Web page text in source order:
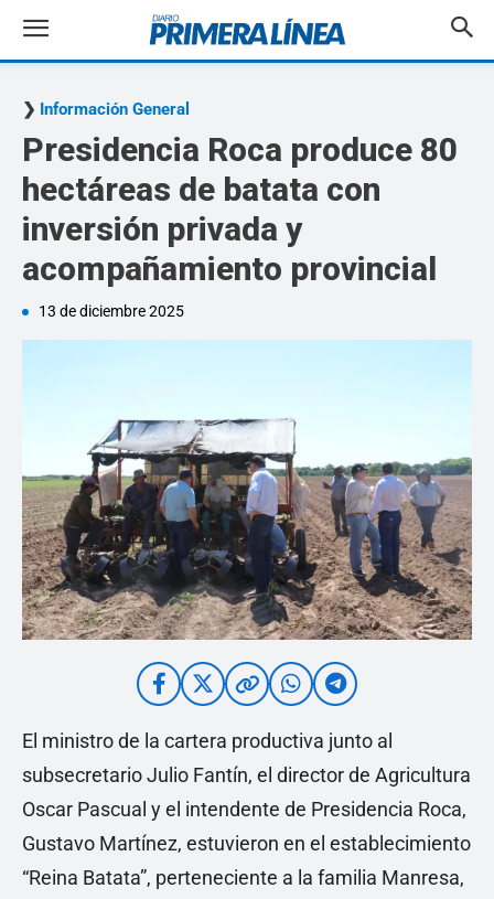
Información General
Presidencia Roca produce 80
hectáreas de batata con
inversión privada y
acompañamiento provincial
13 de diciembre 2025
El ministro de la cartera productiva junto al
subsecretario Julio Fantín, el director de Agricultura
Oscar Pascual y el intendente de Presidencia Roca,
Gustavo Martínez, estuvieron en el establecimiento
“Reina Batata”, perteneciente a la familia Manresa,